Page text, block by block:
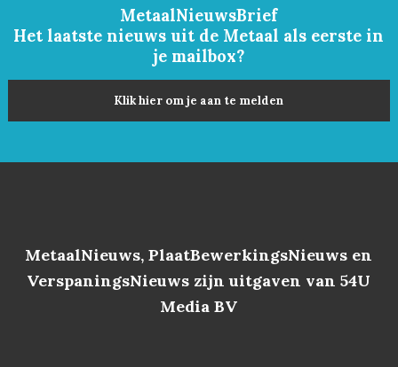
MetaalNieuwsBrief
Het laatste nieuws uit de Metaal als eerste in
je mailbox?
Klik hier om je aan te melden
MetaalNieuws, PlaatBewerkingsNieuws en
VerspaningsNieuws zijn uitgaven van 54U
Media BV